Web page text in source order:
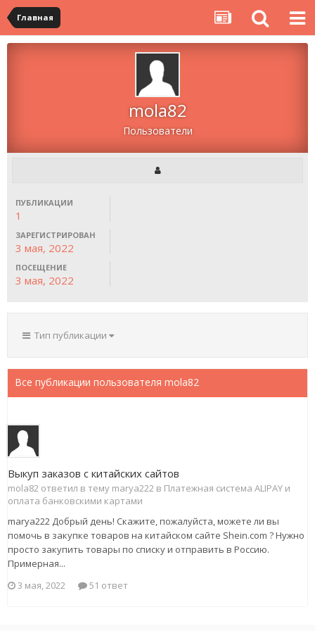
Главная
mola82
Пользователи
ПУБЛИКАЦИИ
1
ЗАРЕГИСТРИРОВАН
3 мая, 2022
ПОСЕЩЕНИЕ
3 мая, 2022
Тип публикации
Все публикации пользователя mola82
Выкуп заказов с китайских сайтов
mola82 ответил в тему marya222 в Платежная система ALIPAY и
оплата банковскими картами
marya222 Добрый день! Скажите, пожалуйста, можете ли вы
помочь в закупке товаров на китайском сайте Shein.com ? Нужно
просто закупить товары по списку и отправить в Россию.
Примерная...
3 мая, 2022
51 ответ